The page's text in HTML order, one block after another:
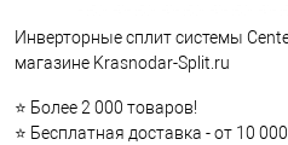
Инверторные сплит системы
магазине Krasnodar-Split.ru
⭐ Более 2 000 товаров!
⭐ Бесплатная доставка - от 10